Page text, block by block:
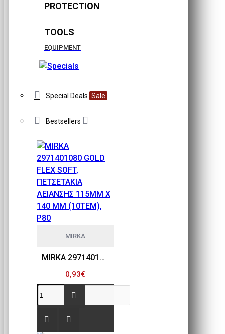
PROTECTION
TOOLS
EQUIPMENT
Special Deals Sale
Bestsellers
MIRKA
MIRKA 2971401080 GOLD FLEX SOFT, ΠΕΤΣΕΤΑΚΙΑ ΛΕΙΑΝΣΗΣ 115MM X 140 MM (10ΤΕΜ), P80
0,93€